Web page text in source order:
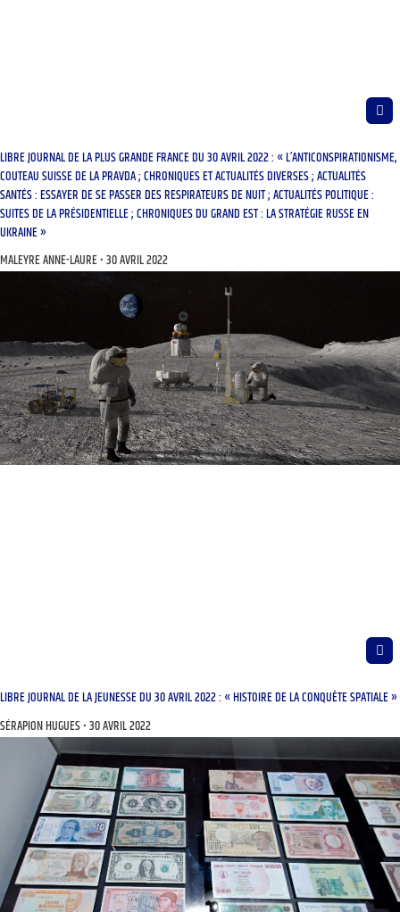
LIBRE JOURNAL DE LA PLUS GRANDE FRANCE DU 30 AVRIL 2022 : « L’ANTICONSPIRATIONISME,
COUTEAU SUISSE DE LA PRAVDA ; CHRONIQUES ET ACTUALITÉS DIVERSES ; ACTUALITÉS
SANTÉS : ESSAYER DE SE PASSER DES RESPIRATEURS DE NUIT ; ACTUALITÉS POLITIQUE :
SUITES DE LA PRÉSIDENTIELLE ; CHRONIQUES DU GRAND EST : LA STRATÉGIE RUSSE EN
UKRAINE »
MALEYRE ANNE-LAURE 30 AVRIL 2022
LIBRE JOURNAL DE LA JEUNESSE DU 30 AVRIL 2022 : « HISTOIRE DE LA CONQUÊTE SPATIALE »
SÉRAPION HUGUES 30 AVRIL 2022